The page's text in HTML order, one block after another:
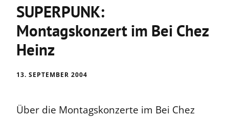
SUPERPUNK:
Montagskonzert im Bei Chez
Heinz
13. SEPTEMBER 2004
Über die Montagskonzerte im Bei Chez